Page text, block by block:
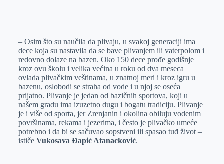
– Osim što su naučila da plivaju, u svakoj generaciji ima
dece koja su nastavila da se bave plivanjem ili vaterpolom i
redovno dolaze na bazen. Oko 150 dece prođe godišnje
kroz ovu školu i velika većina u roku od dva meseca
ovlada plivačkim veštinama, u znatnoj meri i kroz igru u
bazenu, oslobodi se straha od vode i u njoj se oseća
prijatno. Plivanje je jedan od bazičnih sportova, koji u
našem gradu ima izuzetno dugu i bogatu tradiciju. Plivanje
je i više od sporta, jer Zrenjanin i okolina obiluju vodenim
površinama, rekama i jezerima, i često je plivačko umeće
potrebno i da bi se sačuvao sopstveni ili spasao tuđ život –
ističe Vukosava Đapić Atanacković.